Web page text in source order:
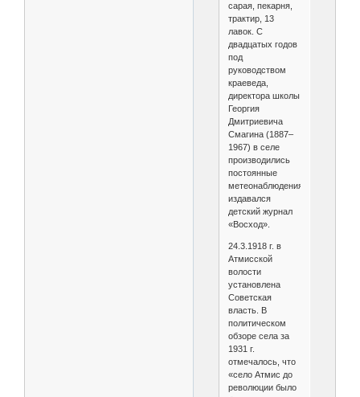
сарая, пекарня,
трактир, 13
лавок. С
двадцатых годов
под
руководством
краеведа,
директора школы
Георгия
Дмитриевича
Смагина (1887–
1967) в селе
производились
постоянные
метеонаблюдения,
издавался
детский журнал
«Восход».
24.3.1918 г. в
Атмисской
волости
установлена
Советская
власть. В
политическом
обзоре села за
1931 г.
отмечалось, что
«село Атмис до
революции было